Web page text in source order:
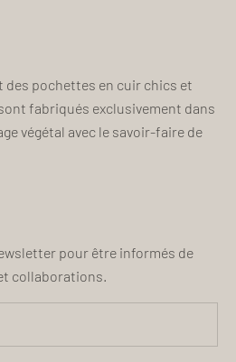
des pochettes en cuir chics et
fabriqués exclusivement dans
végétal avec le savoir-faire de
pour être informés de
collaborations.